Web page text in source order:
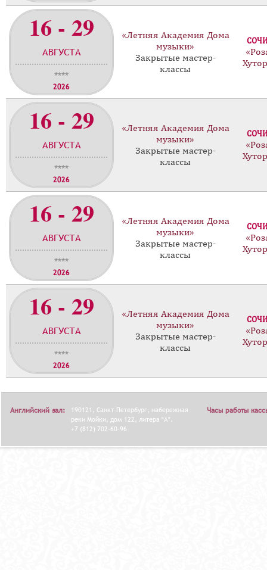
16 - 29
АВГУСТА
****
2026
«Летняя Академия Дома
музыки»
Закрытые мастер-
классы
16 - 29
АВГУСТА
****
2026
«Летняя Академия Дома
музыки»
Закрытые мастер-
классы
16 - 29
АВГУСТА
****
2026
«Летняя Академия Дома
музыки»
Закрытые мастер-
классы
16 - 29
АВГУСТА
****
2026
«Летняя Академия Дома
музыки»
Закрытые мастер-
классы
Английский зал:
190121, Санкт-Петербург, набережная
реки Мойки, дом 122, литера "А".
+7 (812) 702-60-96
Часы работы